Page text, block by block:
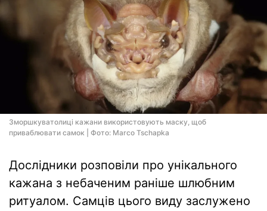
Зморшкуватолиці кажани використовують маску, щоб
приваблювати самок | Фото: Marco Tschapka
Дослідники розповіли про унікального
кажана з небаченим раніше шлюбним
ритуалом. Самців цього виду заслужено